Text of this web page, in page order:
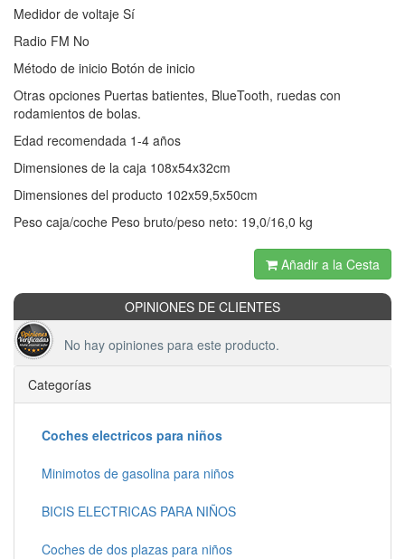
Medidor de voltaje Sí
Radio FM No
Método de inicio Botón de inicio
Otras opciones Puertas batientes, BlueTooth, ruedas con
rodamientos de bolas.
Edad recomendada 1-4 años
Dimensiones de la caja 108x54x32cm
Dimensiones del producto 102x59,5x50cm
Peso caja/coche Peso bruto/peso neto: 19,0/16,0 kg
Añadir a la Cesta
OPINIONES DE CLIENTES
No hay opiniones para este producto.
Categorías
Coches electricos para niños
Minimotos de gasolina para niños
BICIS ELECTRICAS PARA NIÑOS
Coches de dos plazas para niños